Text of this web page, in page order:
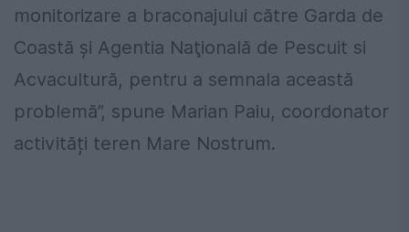
monitorizare a braconajului către Garda de
Coastă şi Agentia Naţională de Pescuit si
Acvacultură, pentru a semnala această
problemă”, spune Marian Paiu, coordonator
activități teren Mare Nostrum.